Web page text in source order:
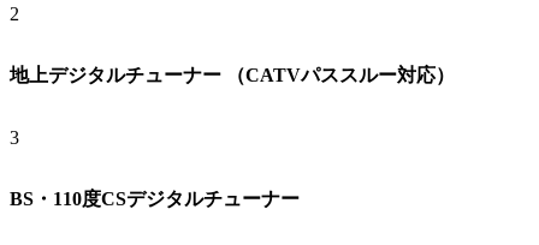
2
地上デジタルチューナー （CATVパススルー対応）
3
BS・110度CSデジタルチューナー